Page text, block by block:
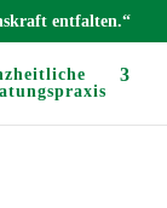
entfalten.“